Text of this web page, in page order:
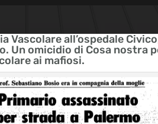
Vascolare all’ospedale
Un omicidio di Cosa nostra
ai mafiosi.